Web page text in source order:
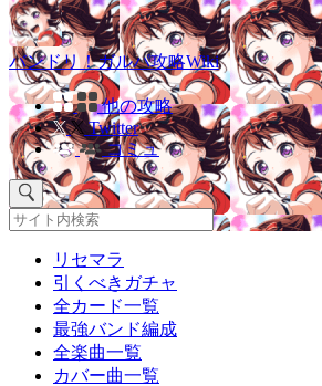
バンドリ！ガルパ攻略Wiki
他の攻略
Twitter
コミュ
リセマラ
引くべきガチャ
全カード一覧
最強バンド編成
全楽曲一覧
カバー曲一覧